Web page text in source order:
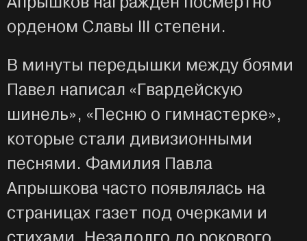
орденом Славы III степени.
В минуты передышки между боями
Павел написал «Гвардейскую
шинель», «Песню о гимнастерке»,
которые стали дивизионными
песнями. Фамилия Павла
Апрышкова часто появлялась на
страницах газет под очерками и